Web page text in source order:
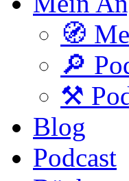
🧭
🔎
⚒️
Blog
Podcast